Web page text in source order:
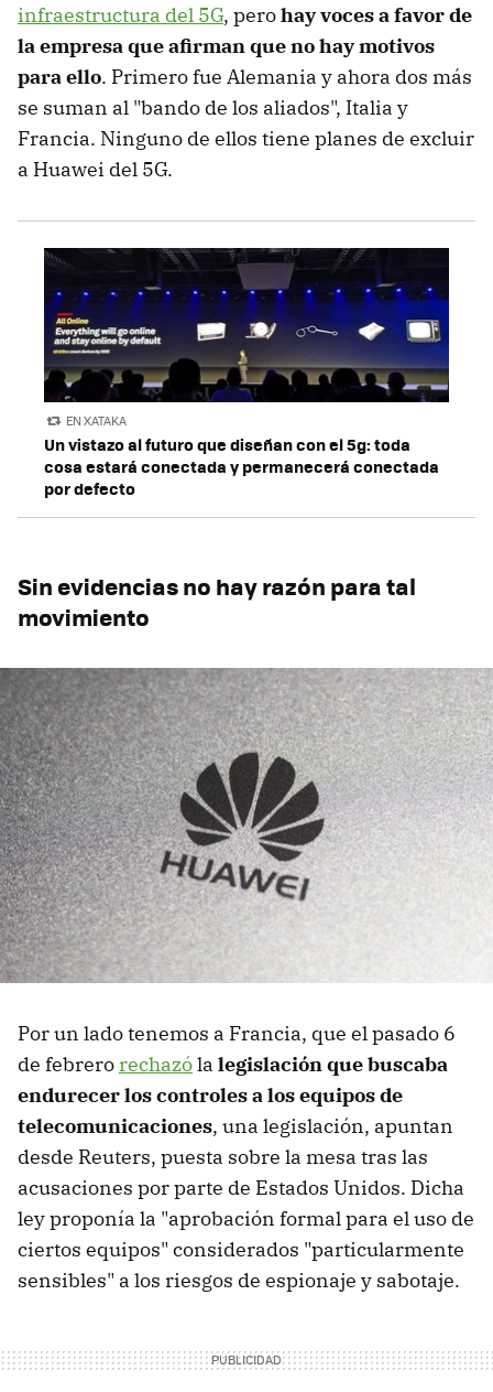
infraestructura del 5G, perohay voces a favor de
la empresa que afirman que no hay motivos
para ello. Primero fue Alemania y ahora dos más
se suman al "bando de los aliados", Italia y
Francia. Ninguno de ellos tiene planes de excluir
a Huawei del 5G.
EN XATAKA
Un vistazo al futuro que diseñan con el 5g: toda
cosa estará conectada y permanecerá conectada
por defecto
Sin evidencias no hay razón para tal
movimiento
Por un lado tenemos a Francia, que el pasado 6
de febrero rechazóla legislación que buscaba
endurecer los controles a los equipos de
telecomunicaciones, una legislación, apuntan
desde Reuters, puesta sobre la mesa tras las
acusaciones por parte de Estados Unidos. Dicha
ley proponía la "aprobación formal para el uso de
ciertos equipos" considerados "particularmente
sensibles" a los riesgos de espionaje y sabotaje.